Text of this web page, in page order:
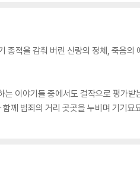
적을 감춰 버린 신랑의 정체, 죽음
이야기들 중에서도 걸작으로 평가
께 범죄의 거리 곳곳을 누비며 기기